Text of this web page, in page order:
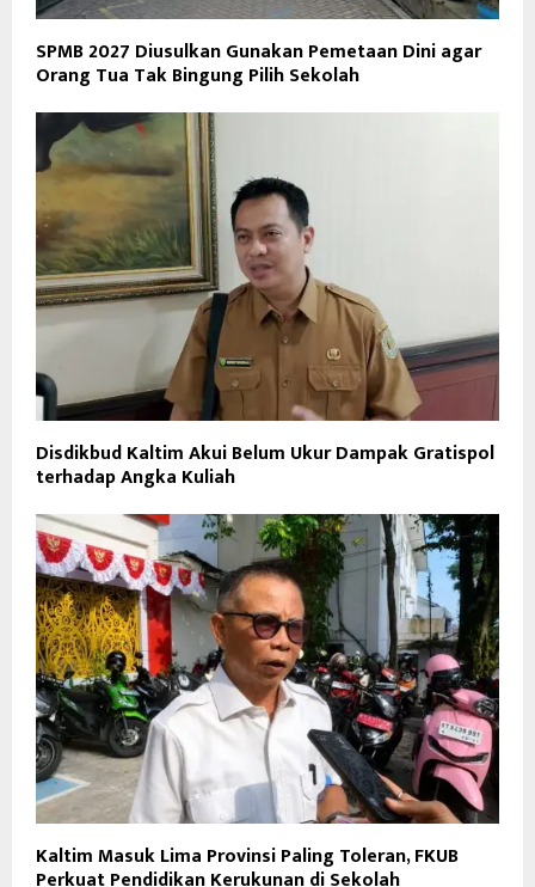
SPMB 2027 Diusulkan Gunakan Pemetaan Dini agar
Orang Tua Tak Bingung Pilih Sekolah
Disdikbud Kaltim Akui Belum Ukur Dampak Gratispol
terhadap Angka Kuliah
Kaltim Masuk Lima Provinsi Paling Toleran, FKUB
Perkuat Pendidikan Kerukunan di Sekolah